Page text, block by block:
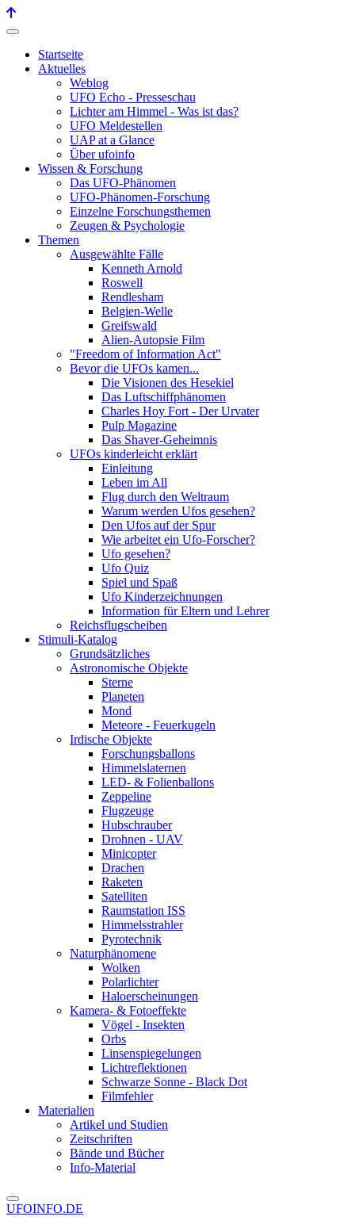
Startseite
Aktuelles
Weblog
UFO Echo - Presseschau
Lichter am Himmel - Was ist das?
UFO Meldestellen
UAP at a Glance
Über ufoinfo
Wissen & Forschung
Das UFO-Phänomen
UFO-Phänomen-Forschung
Einzelne Forschungsthemen
Zeugen & Psychologie
Themen
Ausgewählte Fälle
Kenneth Arnold
Roswell
Rendlesham
Belgien-Welle
Greifswald
Alien-Autopsie Film
"Freedom of Information Act"
Bevor die UFOs kamen...
Die Visionen des Hesekiel
Das Luftschiffphänomen
Charles Hoy Fort - Der Urvater
Pulp Magazine
Das Shaver-Geheimnis
UFOs kinderleicht erklärt
Einleitung
Leben im All
Flug durch den Weltraum
Warum werden Ufos gesehen?
Den Ufos auf der Spur
Wie arbeitet ein Ufo-Forscher?
Ufo gesehen?
Ufo Quiz
Spiel und Spaß
Ufo Kinderzeichnungen
Information für Eltern und Lehrer
Reichsflugscheiben
Stimuli-Katalog
Grundsätzliches
Astronomische Objekte
Sterne
Planeten
Mond
Meteore - Feuerkugeln
Irdische Objekte
Forschungsballons
Himmelslaternen
LED- & Folienballons
Zeppeline
Flugzeuge
Hubschrauber
Drohnen - UAV
Minicopter
Drachen
Raketen
Satelliten
Raumstation ISS
Himmelsstrahler
Pyrotechnik
Naturphänomene
Wolken
Polarlichter
Haloerscheinungen
Kamera- & Fotoeffekte
Vögel - Insekten
Orbs
Linsenspiegelungen
Lichtreflektionen
Schwarze Sonne - Black Dot
Filmfehler
Materialien
Artikel und Studien
Zeitschriften
Bände und Bücher
Info-Material
UFOINFO.DE